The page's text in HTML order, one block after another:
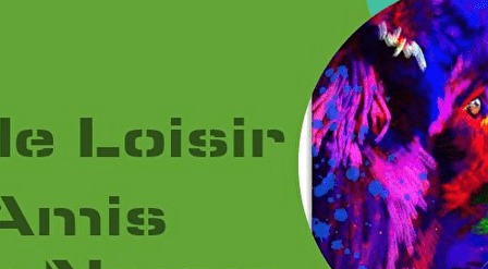
2026
2025
2024
?>
Images de la page d'accueil